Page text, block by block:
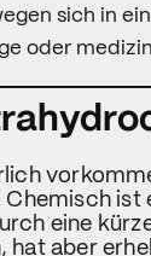
sich in
oder
Chemisch ist
eine
hat aber